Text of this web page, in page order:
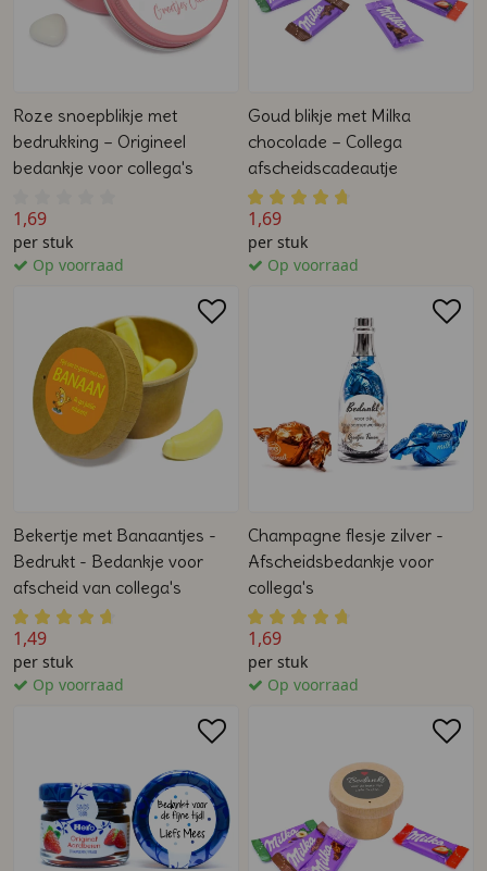
Roze snoepblikje met
bedrukking – Origineel
bedankje voor collega's
1,69
per stuk
Op voorraad
Goud blikje met Milka
chocolade – Collega
afscheidscadeautje
1,69
per stuk
Op voorraad
Bekertje met Banaantjes -
Bedrukt - Bedankje voor
afscheid van collega's
1,49
per stuk
Op voorraad
Champagne flesje zilver -
Afscheidsbedankje voor
collega's
1,69
per stuk
Op voorraad